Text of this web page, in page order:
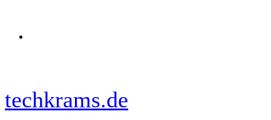
techkrams.de